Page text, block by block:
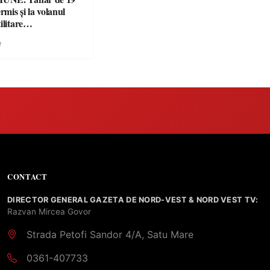
și la volanul
CONTACT
DIRECTOR GENERAL GAZETA DE NORD-VEST & NORD VEST TV:
Razvan Mircea Govor
Strada Petofi Sandor 4/A, Satu Mare
0361-407733